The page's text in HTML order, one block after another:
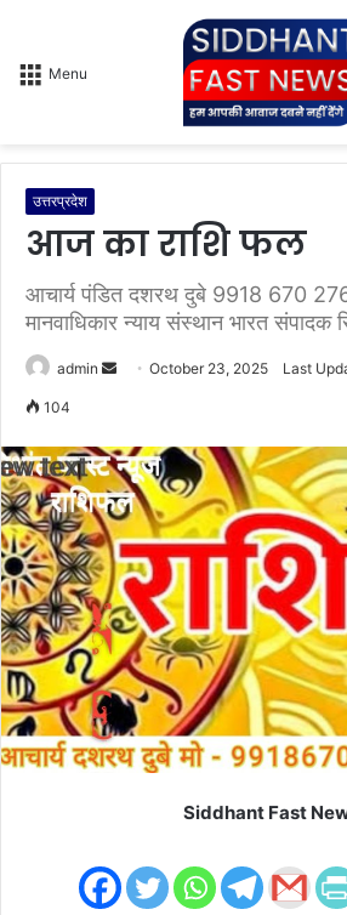
Menu
उत्तरप्रदेश
आज का राशि फल
आचार्य पंडित दशरथ दुबे 9918 670 276
मानवाधिकार न्याय संस्थान भारत संपादक
admin
d
a
n
e
m
a
i
l
October 23, 2025 Last
104
Siddhant Fast